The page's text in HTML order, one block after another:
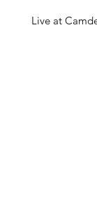
Live at